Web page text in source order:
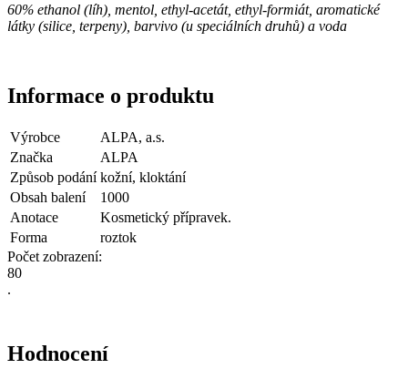
60% ethanol (líh), mentol, ethyl-acetát, ethyl-formiát, aromatické
látky (silice, terpeny), barvivo (u speciálních druhů) a voda
Informace o produktu
Výrobce
ALPA, a.s.
Značka
ALPA
Způsob podání kožní, kloktání
Obsah balení
1000
Anotace
Kosmetický přípravek.
Forma
roztok
Počet zobrazení:
80
.
Hodnocení